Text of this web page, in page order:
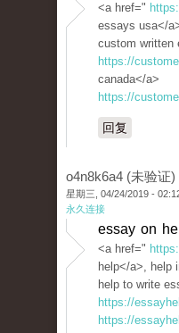
<a href="
essays usa</
custom written
https://
canada</a>
https://
回复
o4n8k6a4 (未验证)
星期三, 04/24/2019 -
永久连接
essay on
<a href="
help</a>, help
help to write
https://
https://